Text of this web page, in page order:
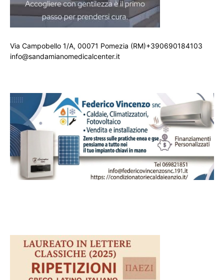
Via Campobello 1/A, 00071 Pomezia (RM)+390690184103
info@sandamianomedicalcenter.it